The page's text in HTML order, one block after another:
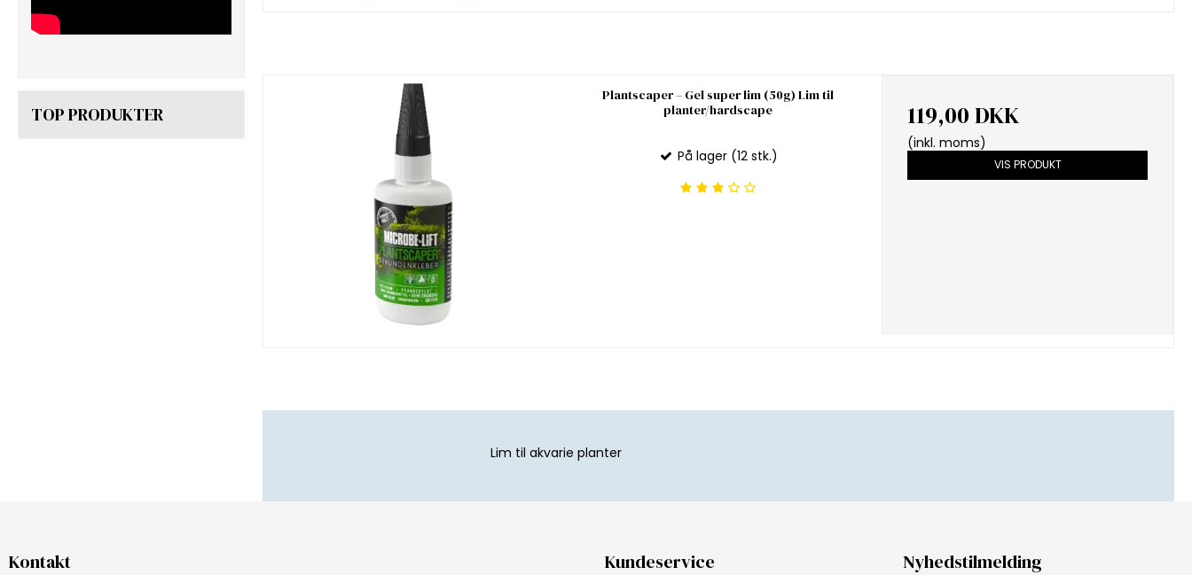
TOP PRODUKTER
Plantscaper – Gel super lim (50g) Lim til
planter/hardscape
På lager (12 stk.)
119,00 DKK
(inkl. moms)
VIS PRODUKT
Lim til akvarie planter
Kontakt Kundeservice Nyhedstilmelding